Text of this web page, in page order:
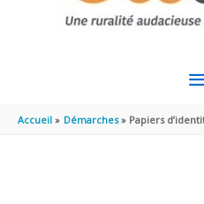
Accueil Démarches Papiers